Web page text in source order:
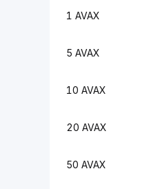
1 AVAX
5 AVAX
10 AVAX
20 AVAX
50 AVAX